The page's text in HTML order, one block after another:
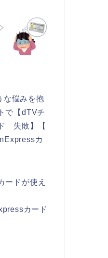
な悩みを抱
で【dTVチ
失敗】【
カ
ードが使え
カード